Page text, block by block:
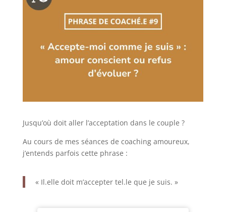
Jusqu’où doit aller l’acceptation dans le couple ?
Au cours de mes séances de coaching amoureux,
j’entends parfois cette phrase :
« Il.elle doit m’accepter tel.le que je suis. »